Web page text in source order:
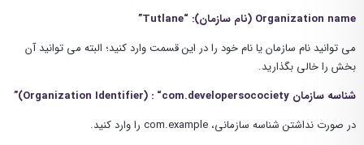
Organization name (نام سازمان): “Tutlane”
می توانید نام سازمان یا نام خود را در این قسمت وارد کنید؛ البته می توانید آن
بخش را خالی بگذارید.
شناسه سازمان Organization Identifier) : “com.developersocociety)”
در صورت نداشتن شناسه سازمانی، com.example را وارد کنید.